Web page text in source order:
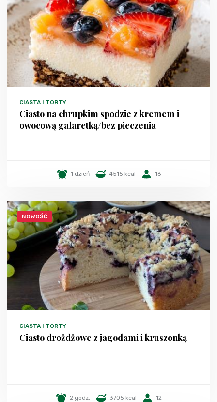
CIASTA I TORTY
Ciasto na chrupkim spodzie z kremem i
owocową galaretką/bez pieczenia
1 dzień 4515 kcal 16
NOWOŚĆ
CIASTA I TORTY
Ciasto drożdżowe z jagodami i kruszonką
2 godz. 3705 kcal 12